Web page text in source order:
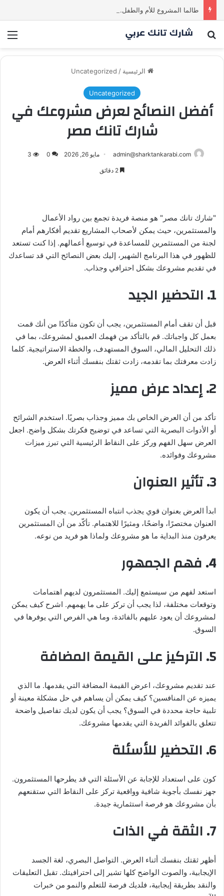
بحث عن
الرئيسية /
Uncategorized
Uncategorized
أفضل النصائح لعرض مشروعك في
شارك تانك مصر
admin@sharktankarabi.com مايو 26, 2026 0
3
"شارك تانك مصر" هو منصة فريدة تجمع بين رواد الأعمال
والمستثمرين، حيث يمكن لأصحاب المشاريع تقديم أفكارهم أمام
لجنة من المستثمرين للمساعدة في توسيع أعمالهم. إذا كنت تستعد
للظهور في هذا البرنامج الشهير، إليك بعض النصائح التي قد تساعدك
في تقديم مشروعك بشكل احترافي وجذاب.
1. التحضير الجيد
قبل أن تقف أمام المستثمرين، يجب أن تكون متأكدًا من أنك قمت
بعمل كل واجباتك. قم بالتأكد من فهمك العميق لمشروعك، بما في
ذلك التحليل المالي، السوق المستهدف، والخطة الاستراتيجية. كلما
زادت معرفتك بما تقدمه، زادت ثقتك بنفسك أثناء العرض.
2. إعداد عرض مميز
تأكد من أن العرض الخاص بك مميز وجذاب بصريًا. استخدم الشرائح
أو الأدوات البصرية التي تساعد في توضيح فكرتك بشكل واضح. اجعل
العرض سهل الفهم وركز على النقاط الرئيسية التي تبرز ميزات
مشروعك وفوائده.
3. تأثير العنوان
ابدأ العرض بعنوان قوي يجذب انتباه المستثمرين. يجب أن يكون
العنوان مختصرًا، واضحًا، ومثيرًا للاهتمام. تأكّد من أن المستثمرين
يعرفون منذ البداية ما هو مشروعك ولماذا هو فريد من نوعه.
4. فهم الجمهور
استعد لفهم من سيستمع إليك. المستثمرون لديهم اهتمامات
وتوقعات مختلفة، لذا يجب أن تركز على ما يهمهم. اشرح كيف يمكن
لمشروعك أن يعود عليهم بالفائدة، وما هي الفرص التي يوفرها في
السوق.
5. التركيز على القيمة المضافة
عند تقديم مشروعك، اعرض القيمة المضافة التي يقدمها. ما الذي
يميزه عن المنافسين؟ كيف يمكن أن يساهم في حل مشكلة معينة أو
تلبية حاجة محددة في السوق؟ يجب أن يكون لديك تفاصيل واضحة
تتعلق بالفوائد الفريدة التي يقدمها مشروعك.
6. التحضير للأسئلة
كون على استعداد للإجابة عن الأسئلة التي قد يطرحها المستثمرون.
جهز نفسك بأجوبة شافية وواقعية تركز على النقاط التي ستقنعهم
بأن مشروعك هو فرصة استثمارية جيدة.
7. الثقة في الذات
أظهر ثقتك بنفسك أثناء العرض. التواصل البصري، لغة الجسد
الإيجابية، والصوت الواضح كلها تشير إلى احترافيتك. تقبل التعليقات
والنقد بطريقة إيجابية، فلديك فرصة للتعلم والنمو من خبرات